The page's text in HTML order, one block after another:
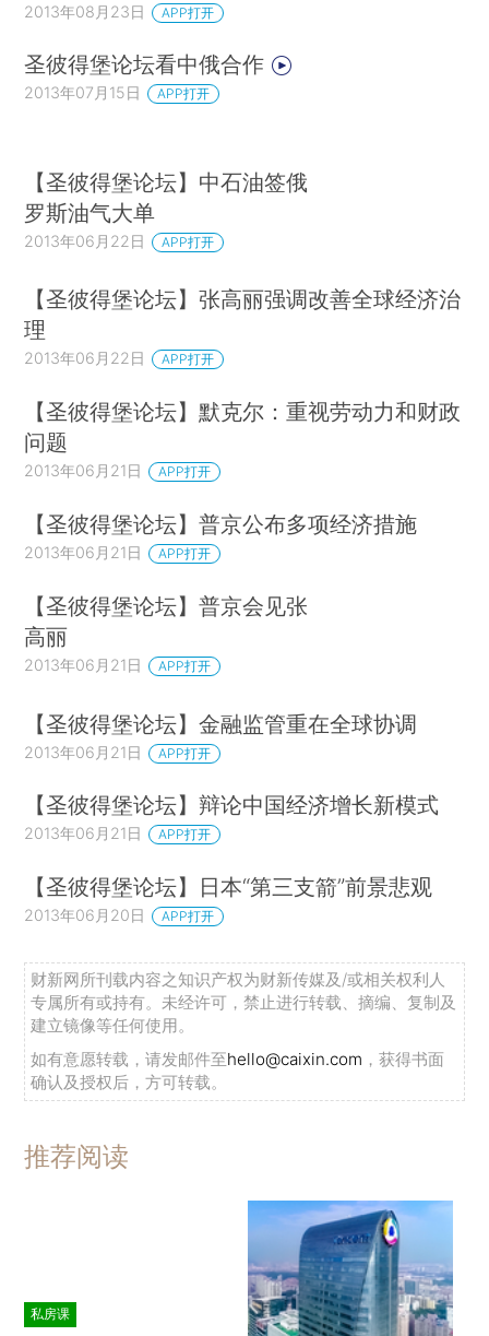
2013年08月23日 APP打开
圣彼得堡论坛看中俄合作
2013年07月15日 APP打开
【圣彼得堡论坛】中石油签俄
罗斯油气大单
2013年06月22日 APP打开
【圣彼得堡论坛】张高丽强调改善全球经济治
理
2013年06月22日 APP打开
【圣彼得堡论坛】默克尔：重视劳动力和财政
问题
2013年06月21日 APP打开
【圣彼得堡论坛】普京公布多项经济措施
2013年06月21日 APP打开
【圣彼得堡论坛】普京会见张
高丽
2013年06月21日 APP打开
【圣彼得堡论坛】金融监管重在全球协调
2013年06月21日 APP打开
【圣彼得堡论坛】辩论中国经济增长新模式
2013年06月21日 APP打开
【圣彼得堡论坛】日本“第三支箭”前景悲观
2013年06月20日 APP打开
财新网所刊载内容之知识产权为财新传媒及/或相关权利人
专属所有或持有。未经许可，禁止进行转载、摘编、复制及
建立镜像等任何使用。
如有意愿转载，请发邮件至hello@caixin.com ，获得书面
确认及授权后，方可转载。
推荐阅读
私房课